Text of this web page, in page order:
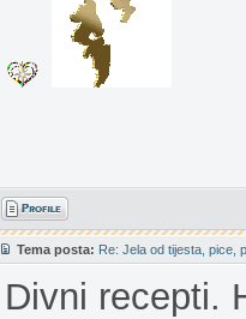
Tema posta: Re: Jela od tijesta, pice,
Divni recepti.